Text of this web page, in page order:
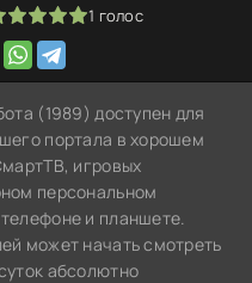
1 голос
(1989) доступен для
портала в хорошем
игровых
персональном
и планшете.
может начать смотреть
абсолютно